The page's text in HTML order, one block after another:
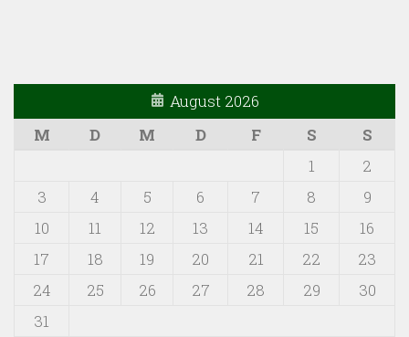
August 2026
M
D M D F S
S
1
2
3
4 5 6 7 8
9
10
11 12 13 14 15
16
17
18 19 20 21 22
23
24
25 26 27 28 29
30
31